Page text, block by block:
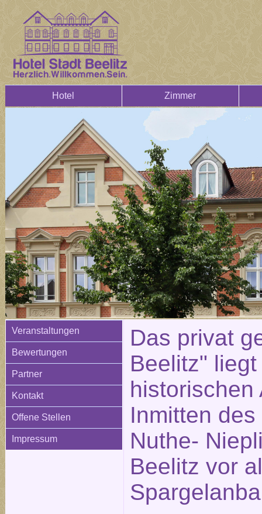
Hotel Zimmer
Veranstaltungen
Bewertungen
Partner
Kontakt
Offene Stellen
Impressum
Das privat
Beelitz"
historischen
Inmitten
Nuthe-
Beelitz vor